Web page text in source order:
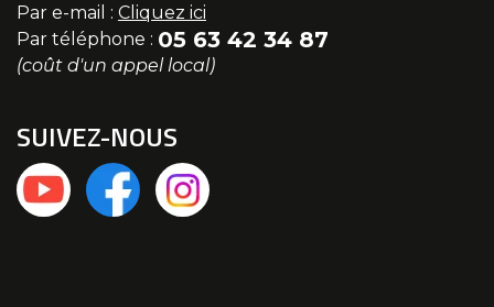
Par e-mail : Cliquez ici
Par téléphone : 05 63 42 34 87
(coût d'un appel local)
SUIVEZ-NOUS